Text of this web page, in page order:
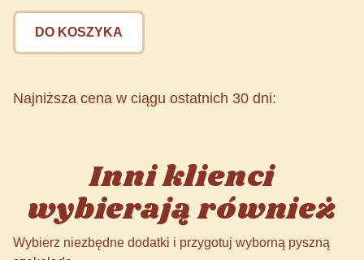
DO KOSZYKA
Najniższa cena w ciągu ostatnich 30 dni:
Inni klienci
wybierają również
Wybierz niezbędne dodatki i przygotuj wyborną pyszną